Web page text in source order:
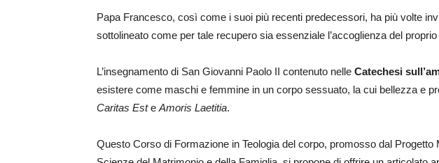
Papa Francesco, così come i suoi più recenti predecessori, ha più volte
sottolineato come per tale recupero sia essenziale l’accoglienza del
L’insegnamento di San Giovanni Paolo II contenuto nelle Catechesi
esistere come maschi e femmine in un corpo sessuato, la cui bellezza e
Caritas Este Amoris Laetitia.
Questo Corso di Formazione in Teologia del corpo, promosso dal